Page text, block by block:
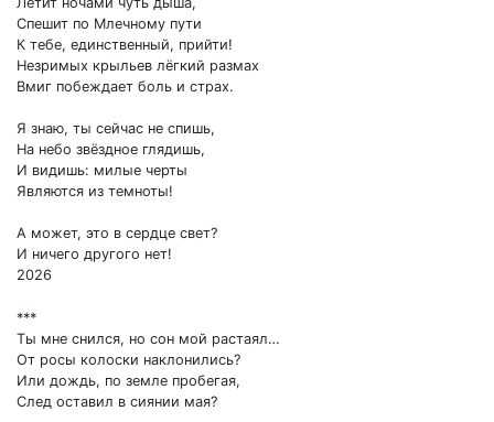
Спешит по Млечному пути
К тебе, единственный, прийти!
Незримых крыльев лёгкий размах
Вмиг побеждает боль и страх.
Я знаю, ты сейчас не спишь,
На небо звёздное глядишь,
И видишь: милые черты
Являются из темноты!
А может, это в сердце свет?
И ничего другого нет!
2026
***
Ты мне снился, но сон мой растаял…
От росы колоски наклонились?
Или дождь, по земле пробегая,
След оставил в сиянии мая?